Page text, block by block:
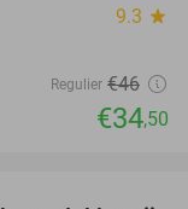
9.3 star
Regulier €46
€34,50